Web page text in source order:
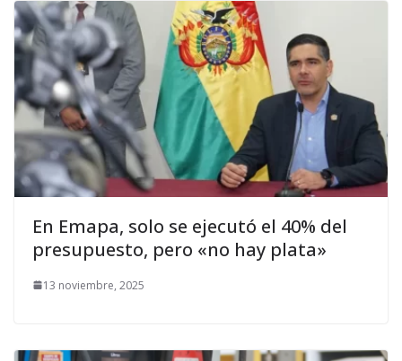
En Emapa, solo se ejecutó el 40% del
presupuesto, pero «no hay plata»
13 noviembre, 2025